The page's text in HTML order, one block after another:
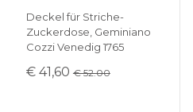
Deckel für Striche-
Zuckerdose, Geminiano
Cozzi Venedig 1765
€ 41,60 € 52.00